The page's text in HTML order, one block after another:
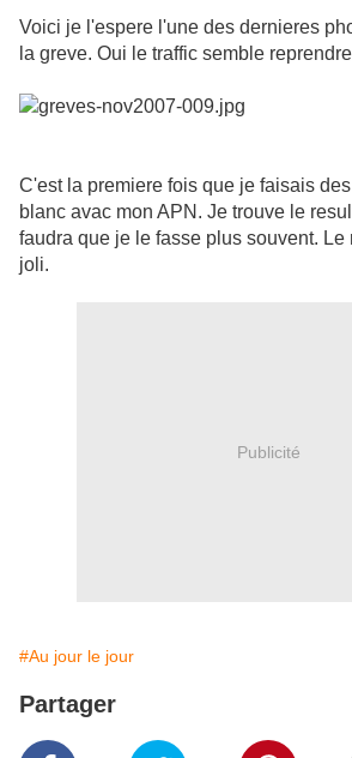
Voici je l'espere l'une des dernieres
la greve. Oui le traffic semble
C'est la premiere fois que je faisais
blanc avac mon APN. Je trouve le
faudra que je le fasse plus souvent. Le
joli.
Publicité
#Au jour le jour
Partager